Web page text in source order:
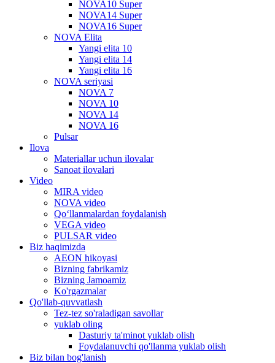
NOVA10 Super
NOVA14 Super
NOVA16 Super
NOVA Elita
Yangi elita 10
Yangi elita 14
Yangi elita 16
NOVA seriyasi
NOVA 7
NOVA 10
NOVA 14
NOVA 16
Pulsar
Ilova
Materiallar uchun ilovalar
Sanoat ilovalari
Video
MIRA video
NOVA video
Qo‘llanmalardan foydalanish
VEGA video
PULSAR video
Biz haqimizda
AEON hikoyasi
Bizning fabrikamiz
Bizning Jamoamiz
Ko'rgazmalar
Qo'llab-quvvatlash
Tez-tez so'raladigan savollar
yuklab oling
Dasturiy ta'minot yuklab olish
Foydalanuvchi qo'llanma yuklab olish
Biz bilan bog'lanish